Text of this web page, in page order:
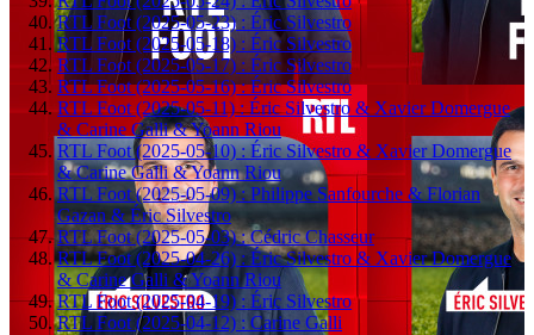
RTL Foot (2025-05-23) : Éric Silvestro
RTL Foot (2025-05-18) : Éric Silvestro
RTL Foot (2025-05-17) : Éric Silvestro
RTL Foot (2025-05-16) : Éric Silvestro
RTL Foot (2025-05-11) : Éric Silvestro & Xavier Domergue
& Carine Galli & Yoann Riou
RTL Foot (2025-05-10) : Éric Silvestro & Xavier Domergue
& Carine Galli & Yoann Riou
RTL Foot (2025-05-09) : Philippe Sanfourche & Florian
Gazan & Éric Silvestro
RTL Foot (2025-05-03) : Cédric Chasseur
RTL Foot (2025-04-26) : Éric Silvestro & Xavier Domergue
& Carine Galli & Yoann Riou
RTL Foot (2025-04-19) : Éric Silvestro
RTL Foot (2025-04-12) : Carine Galli